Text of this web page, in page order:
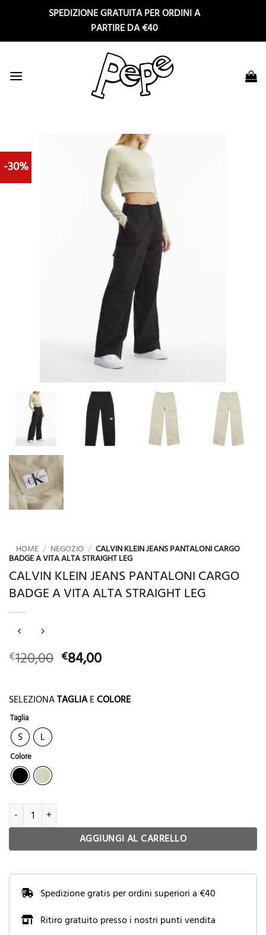
SPEDIZIONE GRATUITA PER ORDINI A
PARTIRE DA €40
-30%
HOME / NEGOZIO / CALVIN KLEIN JEANS PANTALONI CARGO
BADGE A VITA ALTA STRAIGHT LEG
CALVIN KLEIN JEANS PANTALONI CARGO
BADGE A VITA ALTA STRAIGHT LEG
€120,00 Il
era:
€84,00Il
è:
SELEZIONATAGLIAECOLORE
Taglia
S L
Colore
CALVIN KLEIN JEANS PANTALONI CARGO BADGE A VITA ALTA
AGGIUNGI AL CARRELLO
Spedizione gratis per ordini superiori a €40
Ritiro gratuito presso i nostri punti vendita